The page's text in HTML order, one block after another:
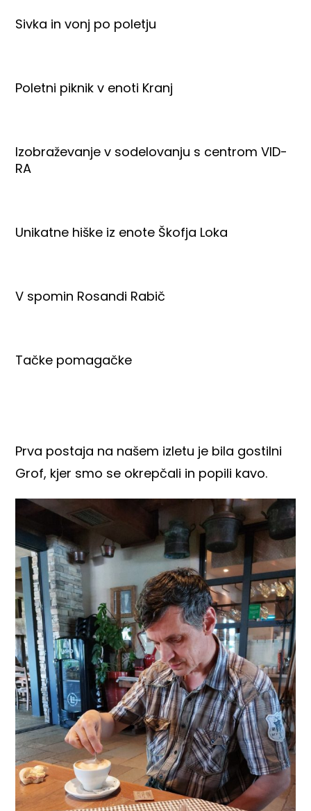
Sivka in vonj po poletju
Poletni piknik v enoti Kranj
Izobraževanje v sodelovanju s centrom VID-
RA
Unikatne hiške iz enote Škofja Loka
V spomin Rosandi Rabič
Tačke pomagačke
Prva postaja na našem izletu je bila gostilni
Grof, kjer smo se okrepčali in popili kavo.